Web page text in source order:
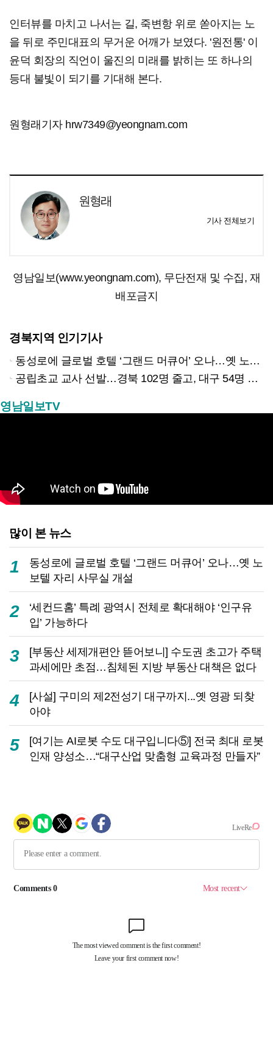
인터뷰를 마치고 나서는 길, 죽변항 위로 쏟아지는 노
을 뒤로 주민대표의 무거운 어깨가 보였다. '원전통' 이
윤덕 회장의 직언이 울진의 미래를 밝히는 또 하나의
등대 불빛이 되기를 기대해 본다.
원형래기자 hrw7349@yeongnam.com
원형래
기사 전체보기
영남일보(www.yeongnam.com), 무단전재 및 수집, 재
배포금지
경북지역 인기기사
동성로에 글로벌 호텔 ‘그랜드 머큐어’ 오나…옛 노보텔 자리 사무실 개설
공립초교 교사 선발…경북 102명 줄고, 대구 54명 늘리고
영남일보TV
많이 본 뉴스
1
동성로에 글로벌 호텔 ‘그랜드 머큐어’ 오나…옛 노
보텔 자리 사무실 개설
2
‘세컨드홈’ 특례 광역시 전체로 확대해야 ‘인구유
입’ 가능하다
3
[부동산 세제개편안 뜯어보니] 수도권 초고가 주택
과세에만 초점…침체된 지방 부동산 대책은 없다
4
[사설] 구미의 제2전성기 대구까지...옛 영광 되찾
아야
5
[여기는 AI로봇 수도 대구입니다⑤] 전국 최대 로봇
인재 양성소…“대구산업 맞춤형 교육과정 만들자”